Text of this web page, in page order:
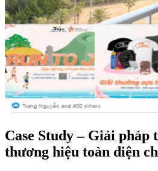
Case Study – Giải pháp
thương hiệu toàn diện